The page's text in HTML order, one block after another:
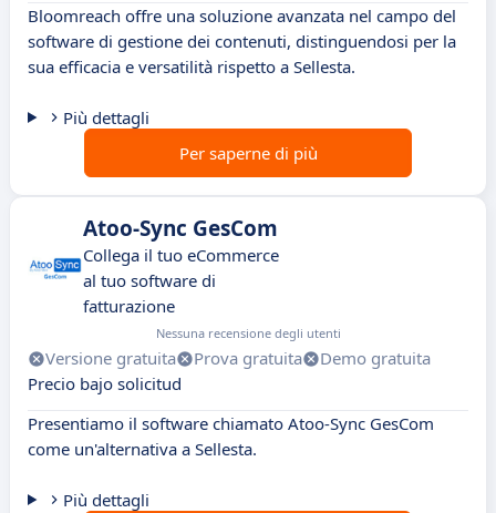
Bloomreach offre una soluzione avanzata nel campo del
software di gestione dei contenuti, distinguendosi per la
sua efficacia e versatilità rispetto a Sellesta.
Più dettagli
Per saperne di più
Atoo-Sync GesCom
Collega il tuo eCommerce
al tuo software di
fatturazione
Nessuna recensione degli utenti
Versione gratuita Prova gratuita
Demo gratuita
Precio bajo solicitud
Presentiamo il software chiamato Atoo-Sync GesCom
come un'alternativa a Sellesta.
Più dettagli